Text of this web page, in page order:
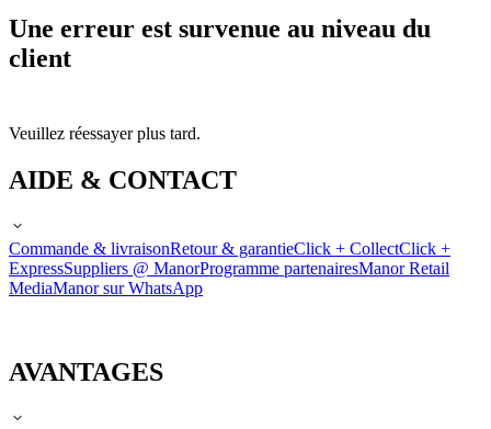
Une erreur est survenue au niveau du
client
Veuillez réessayer plus tard.
AIDE & CONTACT
Commande & livraisonRetour & garantieClick + CollectClick +
ExpressSuppliers @ ManorProgramme partenairesManor Retail
MediaManor sur WhatsApp
AVANTAGES